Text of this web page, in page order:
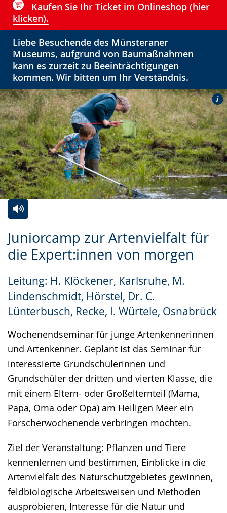
Kaufen Sie Ihr Ticket im Onlineshop (hier
klicken).
Liebe Besuchende des Münsteraner
Museums, aufgrund von Baumaßnahmen
kann es zurzeit zu Beeinträchtigungen
kommen. Wir bitten um Ihr Verständnis.
Juniorcamp zur Artenvielfalt für
die Expert:innen von morgen
Leitung: H. Klöckener, Karlsruhe, M.
Lindenschmidt, Hörstel, Dr. C.
Lünterbusch, Recke, I. Würtele, Osnabrück
Wochenendseminar für junge Artenkennerinnen
und Artenkenner. Geplant ist das Seminar für
interessierte Grundschülerinnen und
Grundschüler der dritten und vierten Klasse, die
mit einem Eltern- oder Großelternteil (Mama,
Papa, Oma oder Opa) am Heiligen Meer ein
Forscherwochenende verbringen möchten.
Ziel der Veranstaltung: Pflanzen und Tiere
kennenlernen und bestimmen, Einblicke in die
Artenvielfalt des Naturschutzgebietes gewinnen,
feldbiologische Arbeitsweisen und Methoden
ausprobieren, Interesse für die Natur und
Leichten
Sprache
Audio-
Unterstützung.
Video
in
Gebärdensprache
wird
angezeigt.